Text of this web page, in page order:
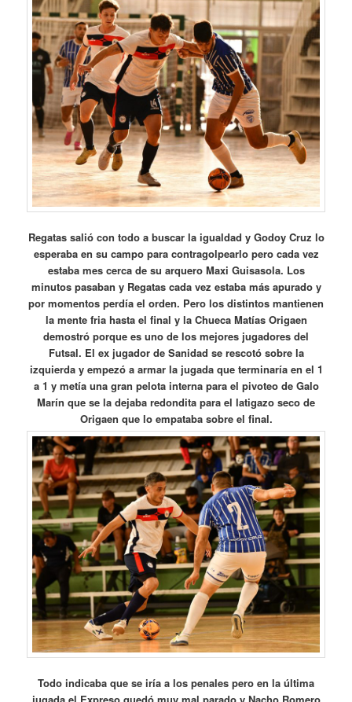
Regatas salió con todo a buscar la igualdad y Godoy Cruz lo
esperaba en su campo para contragolpearlo pero cada vez
estaba mes cerca de su arquero Maxi Guisasola. Los
minutos pasaban y Regatas cada vez estaba más apurado y
por momentos perdía el orden. Pero los distintos mantienen
la mente fria hasta el final y la Chueca Matías Origaen
demostró porque es uno de los mejores jugadores del
Futsal. El ex jugador de Sanidad se rescotó sobre la
izquierda y empezó a armar la jugada que terminaría en el 1
a 1 y metía una gran pelota interna para el pivoteo de Galo
Marín que se la dejaba redondita para el latigazo seco de
Origaen que lo empataba sobre el final.
Todo indicaba que se iría a los penales pero en la última